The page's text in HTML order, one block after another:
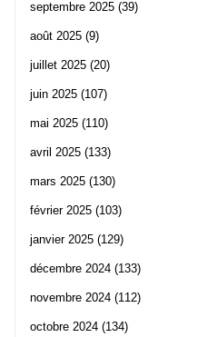
septembre 2025 (39)
août 2025 (9)
juillet 2025 (20)
juin 2025 (107)
mai 2025 (110)
avril 2025 (133)
mars 2025 (130)
février 2025 (103)
janvier 2025 (129)
décembre 2024 (133)
novembre 2024 (112)
octobre 2024 (134)